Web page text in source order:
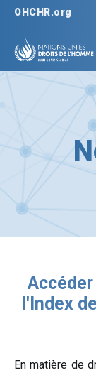
OHCHR.org
l'Index
En matière de